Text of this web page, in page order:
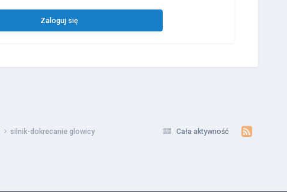
Zaloguj się
Cała aktywność
silnik-dokrecanie glowicy